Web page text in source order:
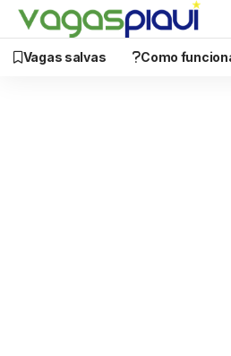
Vagas salvas Como